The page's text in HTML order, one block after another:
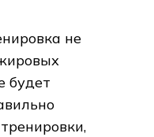
не
будет